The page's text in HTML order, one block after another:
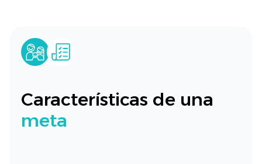
Características de una
meta